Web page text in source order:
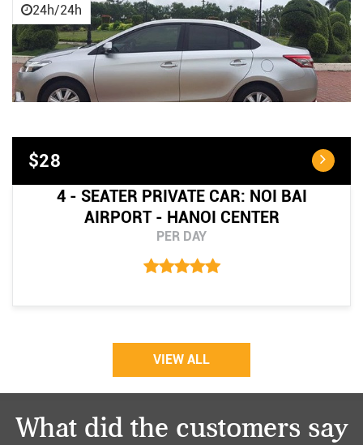
24h/24h
$28
4 - SEATER PRIVATE CAR: NOI BAI
AIRPORT - HANOI CENTER
PER DAY
VIEW ALL
What did the customers say